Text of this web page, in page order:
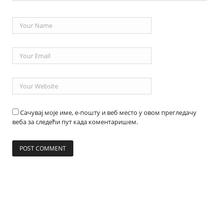
Сачувај моје име, е-пошту и веб место у овом прегледачу
веба за следећи пут када коментаришем.